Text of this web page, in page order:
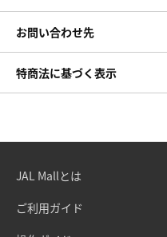
お問い合わせ先
特商法に基づく表示
JAL Mallとは
ご利用ガイド